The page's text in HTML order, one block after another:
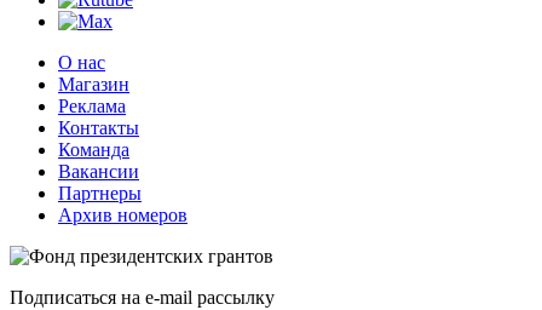
О нас
Магазин
Реклама
Контакты
Команда
Вакансии
Партнеры
Архив номеров
Подписаться на e-mail рассылку